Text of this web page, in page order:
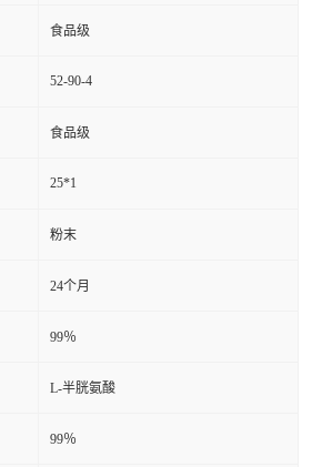
食品级
52-90-4
食品级
25*1
粉末
24个月
99％
L-半胱氨酸
99％